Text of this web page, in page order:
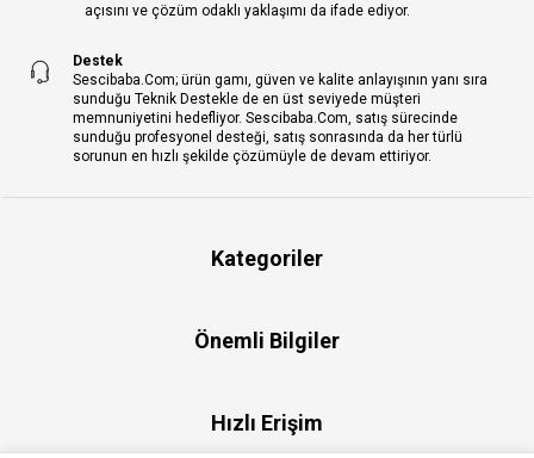
açısını ve çözüm odaklı yaklaşımı da ifade ediyor.
Destek
Sescibaba.Com; ürün gamı, güven ve kalite anlayışının yanı sıra
sunduğu Teknik Destekle de en üst seviyede müşteri
memnuniyetini hedefliyor. Sescibaba.Com, satış sürecinde
sunduğu profesyonel desteği, satış sonrasında da her türlü
sorunun en hızlı şekilde çözümüyle de devam ettiriyor.
Kategoriler
Önemli Bilgiler
Hızlı Erişim